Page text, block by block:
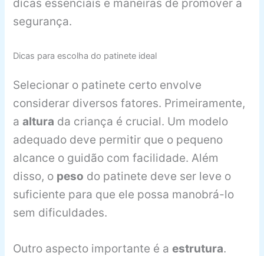
dicas essenciais e maneiras de promover a
segurança.
Dicas para escolha do patinete ideal
Selecionar o patinete certo envolve
considerar diversos fatores. Primeiramente,
aaltura da criança é crucial. Um modelo
adequado deve permitir que o pequeno
alcance o guidão com facilidade. Além
disso, o peso do patinete deve ser leve o
suficiente para que ele possa manobrá-lo
sem dificuldades.
Outro aspecto importante é aestrutura.